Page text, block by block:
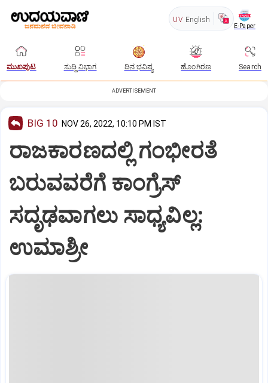
UV English
E-Paper
ಮುಖಪುಟ ಸುದ್ದಿ ವಿಭಾಗ ದಿನ ಭವಿಷ್ಯ ಹೊಂಗಿರಣ Search
ADVERTISEMENT
BIG 10 NOV 26, 2022, 10:10 PM IST
ರಾಜಕಾರಣದಲ್ಲಿ ಗಂಭೀರತೆ
ಬರುವವರೆಗೆ ಕಾಂಗ್ರೆಸ್
ಸದೃಢವಾಗಲು ಸಾಧ್ಯವಿಲ್ಲ:
ಉಮಾಶ್ರೀ